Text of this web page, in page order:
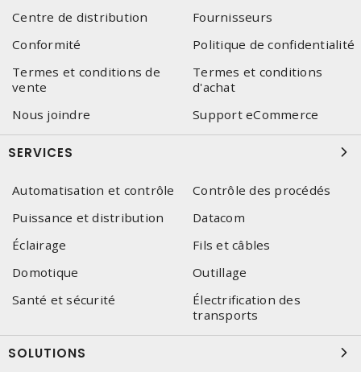
Centre de distribution
Fournisseurs
Conformité
Politique de confidentialité
Termes et conditions de
vente
Termes et conditions
d'achat
Nous joindre
Support eCommerce
SERVICES
Automatisation et contrôle
Contrôle des procédés
Puissance et distribution
Datacom
Éclairage
Fils et câbles
Domotique
Outillage
Santé et sécurité
Électrification des
transports
SOLUTIONS